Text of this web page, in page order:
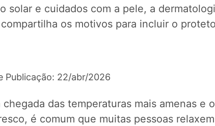
solar e cuidados com a pele, a
os motivos para incluir o
Publicação: 22/abr/2026
chegada das temperaturas mais amenas e
é comum que muitas pessoas